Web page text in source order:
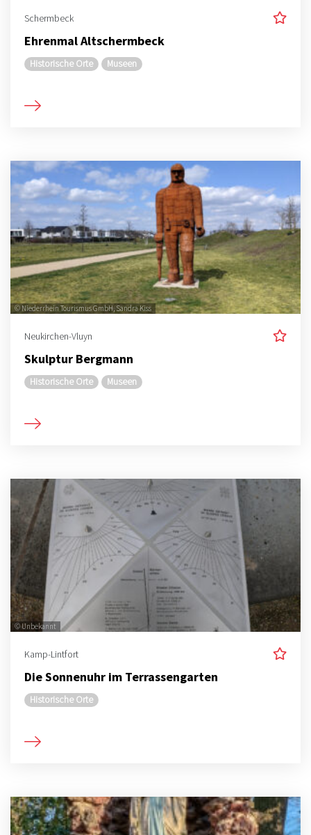
Schermbeck
Ehrenmal Altschermbeck
Historische Orte Museen
© Niederrhein Tourismus GmbH, Sandra Kiss
Neukirchen-Vluyn
Skulptur Bergmann
Historische Orte Museen
© Unbekannt
Kamp-Lintfort
Die Sonnenuhr im Terrassengarten
Historische Orte